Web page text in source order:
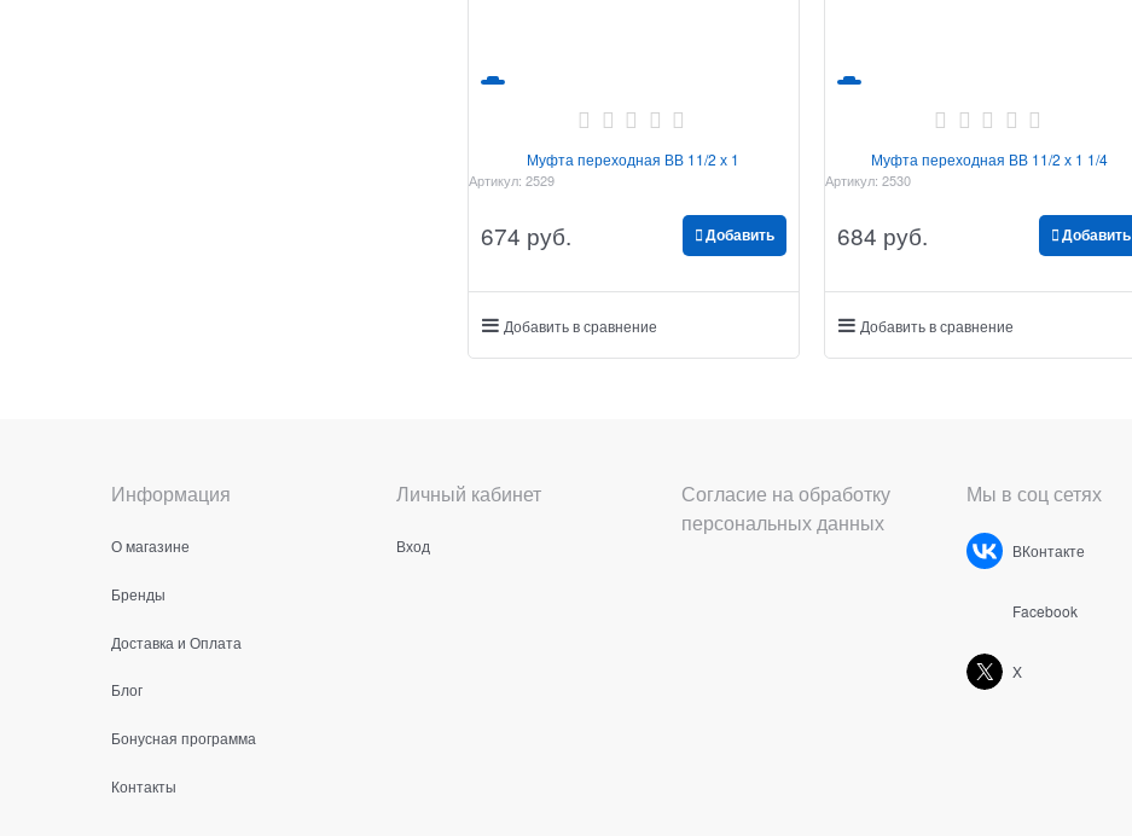
Муфта переходная ВВ 11/2 х 1
Артикул: 2529
674 руб. Добавить
Добавить в сравнение
Муфта переходная ВВ 11/2 х 1 1/4
Артикул: 2530
684 руб. Добавить
Добавить в сравнение
Информация
О магазине
Бренды
Доставка и Оплата
Блог
Бонусная программа
Контакты
Личный кабинет
Вход
Согласие на обработку
персональных данных
Мы в соц сетях
ВКонтакте
Facebook
X